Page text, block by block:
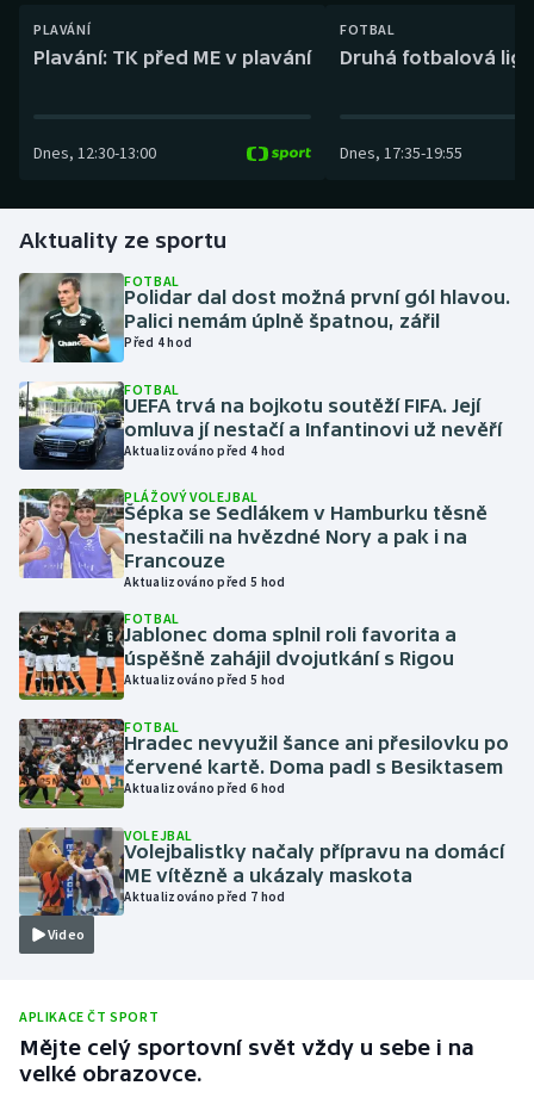
Boby a skeleton
Curling
Dostihy
Florbal
Futsal
Golf
Gymnastika
Házená
Jezdectví
Judo
Krasobruslení
Lezení
Lyže a snowboard
Moderní pětiboj
Motorsport
Olympijské hry
Parasport
Plavání
AZ kvíz
PLAVÁNÍ
Plavání: TK před ME v plavání
Dnes, 12:30-13:00
FOTBAL
Druhá fotbalová
Dnes, 17:35-19:55
Aktuality ze sportu
FOTBAL
Polidar dal dost možná první gól hlavou.
Palici nemám úplně špatnou, zářil
Před 4 hod
FOTBAL
UEFA trvá na bojkotu soutěží FIFA. Její
omluva jí nestačí a Infantinovi už nevěří
Aktualizováno před 4 hod
PLÁŽOVÝ VOLEJBAL
Šépka se Sedlákem v Hamburku těsně
nestačili na hvězdné Nory a pak i na
Francouze
Aktualizováno před 5 hod
FOTBAL
Jablonec doma splnil roli favorita a
úspěšně zahájil dvojutkání s Rigou
Aktualizováno před 5 hod
FOTBAL
Hradec nevyužil šance ani přesilovku po
červené kartě. Doma padl s Besiktasem
Aktualizováno před 6 hod
Video
VOLEJBAL
Volejbalistky načaly přípravu na domácí
ME vítězně a ukázaly maskota
Aktualizováno před 7 hod
APLIKACE ČT SPORT
Mějte celý sportovní svět vždy u sebe i na
velké obrazovce.